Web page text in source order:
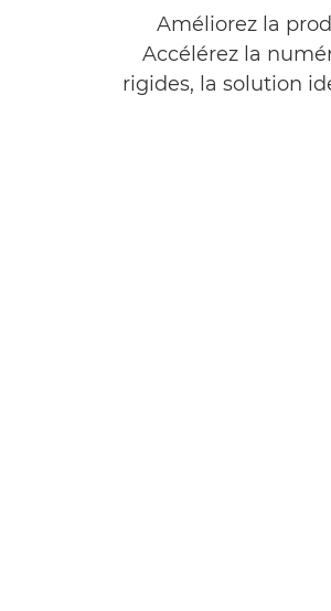
Améliorez la
Accélérez la
rigides, la solution